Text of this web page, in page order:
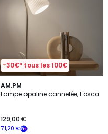
-30€* tous les 100€
AM.PM
Lampe opaline cannelée, Fosca
71,20 €
129,00 €
4,3
/ 5